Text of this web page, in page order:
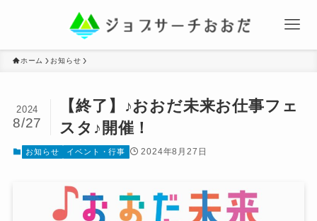
ホーム お知らせ
【終了】♪おおだ未来お仕事フェ
スタ♪開催！
2024
8/27
お知らせ イベント・行事 2024年8月27日